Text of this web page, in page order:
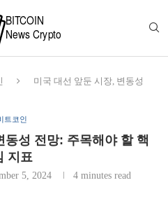
미국 대선 앞둔 시장, 변동성
트코인
동성 전망: 주목해야 할 핵
지표
5, 2024 4 minutes read